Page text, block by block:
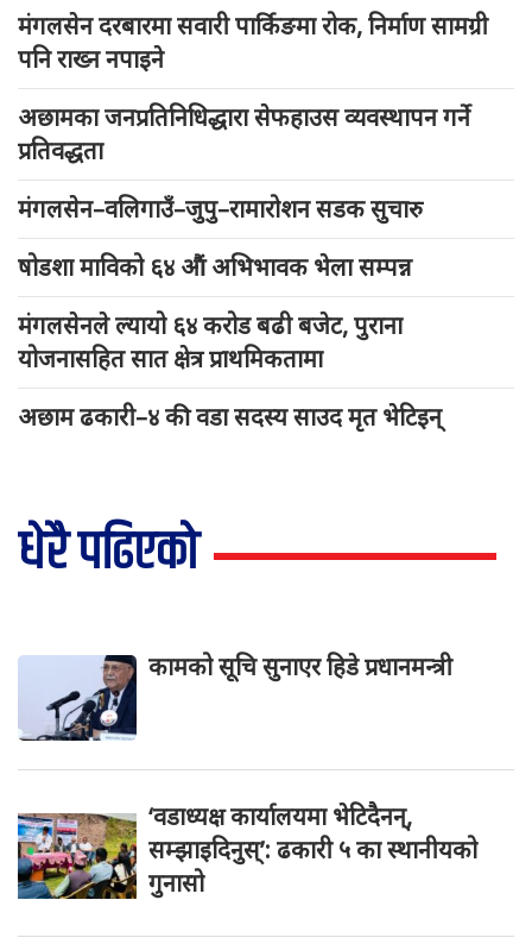
मंगलसेन दरबारमा सवारी पार्किङमा रोक, निर्माण सामग्री
पनि राख्न नपाइने
अछामका जनप्रतिनिधिद्धारा सेफहाउस व्यवस्थापन गर्ने
प्रतिवद्धता
मंगलसेन–वलिगाउँ–जुपु–रामारोशन सडक सुचारु
षोडशा माविको ६४ औं अभिभावक भेला सम्पन्न
मंगलसेनले ल्यायो ६४ करोड बढी बजेट, पुराना
योजनासहित सात क्षेत्र प्राथमिकतामा
अछाम ढकारी–४ की वडा सदस्य साउद मृत भेटिइन्
धेरै पढिएको
कामको सूचि सुनाएर हिडे प्रधानमन्त्री
‘वडाध्यक्ष कार्यालयमा भेटिदैनन्,
सम्झाइदिनुस्’: ढकारी ५ का स्थानीयको
गुनासो